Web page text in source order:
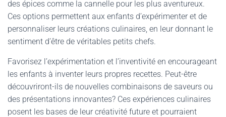
des épices comme la cannelle pour les plus aventureux.
Ces options permettent aux enfants d’expérimenter et de
personnaliser leurs créations culinaires, en leur donnant le
sentiment d’être de véritables petits chefs.
Favorisez l’expérimentation et l’inventivité en encourageant
les enfants à inventer leurs propres recettes. Peut-être
découvriront-ils de nouvelles combinaisons de saveurs ou
des présentations innovantes? Ces expériences culinaires
posent les bases de leur créativité future et pourraient